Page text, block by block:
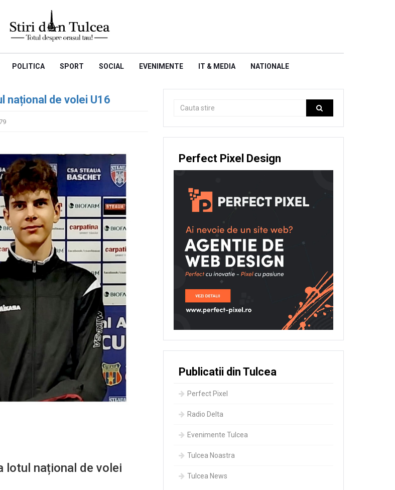
POLITICA SPORT SOCIAL EVENIMENTE IT & MEDIA NATIONALE
național de volei U16
lotul național de volei
Perfect Pixel Design
Publicatii din Tulcea
Perfect Pixel
Radio Delta
Evenimente Tulcea
Tulcea Noastra
Tulcea News